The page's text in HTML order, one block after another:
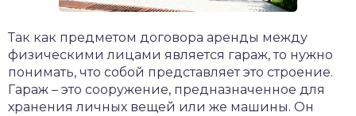
Так как предметом договора аренды между
физическими лицами является гараж, то нужно
понимать, что собой представляет это строение.
Гараж – это сооружение, предназначенное для
хранения личных вещей или же машины. Он